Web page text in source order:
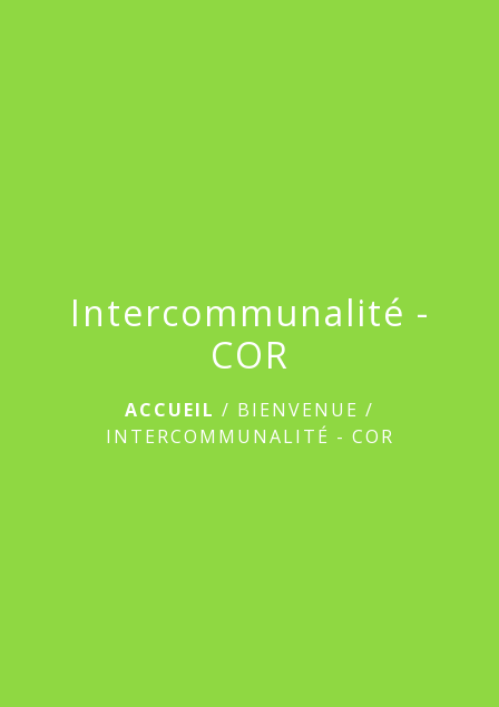
Intercommunalité -
COR
ACCUEIL / BIENVENUE /
INTERCOMMUNALITÉ - COR